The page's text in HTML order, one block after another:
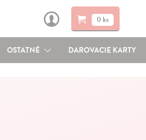
0 ks
OSTATNÉ DAROVACIE KARTY